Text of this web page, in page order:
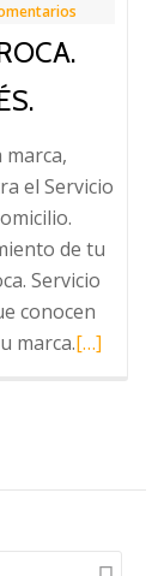
marca,
el Servicio
de tu
Servicio
conocen
marca.Leer
Baxi
[…]